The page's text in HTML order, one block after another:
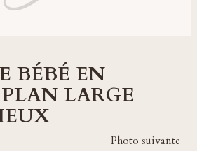
BÉBÉ EN
LARGE
Photo suivante